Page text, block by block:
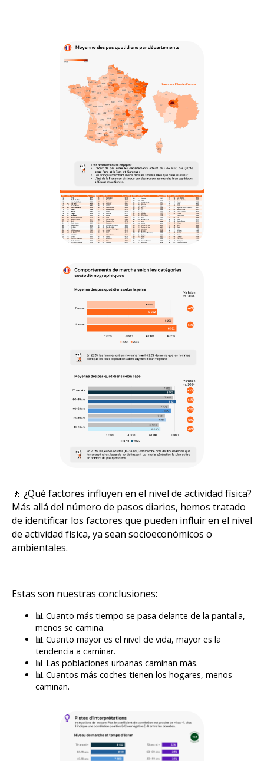
🚶 ¿Qué factores influyen en el nivel de actividad física?
Más allá del número de pasos diarios, hemos tratado
de identificar los factores que pueden influir en el nivel
de actividad física, ya sean socioeconómicos o
ambientales.
Estas son nuestras conclusiones:
📊 Cuanto más tiempo se pasa delante de la pantalla,
menos se camina.
📊 Cuanto mayor es el nivel de vida, mayor es la
tendencia a caminar.
📊 Las poblaciones urbanas caminan más.
📊 Cuantos más coches tienen los hogares, menos
caminan.